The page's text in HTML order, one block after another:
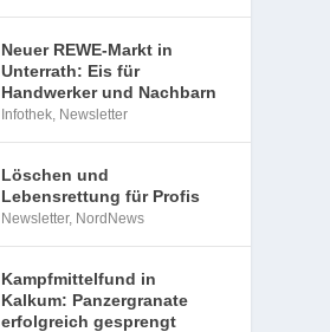
Neuer REWE-Markt in
Unterrath: Eis für
Handwerker und Nachbarn
Infothek, Newsletter
Löschen und
Lebensrettung für Profis
Newsletter, NordNews
Kampfmittelfund in
Kalkum: Panzergranate
erfolgreich gesprengt